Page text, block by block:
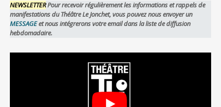
NEWSLETTERPour recevoir régulièrement les informations et rappels de
manifestations du Théâtre Le Jonchet, vous pouvez nous envoyer un
MESSAGEet nous intégrerons votre email dans la liste de diffusion
hebdomadaire.